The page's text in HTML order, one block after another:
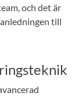
och det är
till